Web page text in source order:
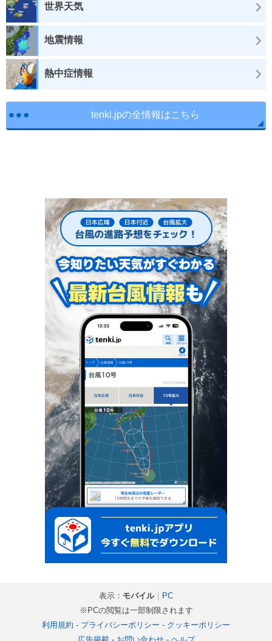
世界天気
地震情報
熱中症情報
tenki.jpの全情報はこちら
表示： モバイル｜ PC
※PCの閲覧は一部制限されます
利用規約 - プライバシーポリシー - クッキーポリシー